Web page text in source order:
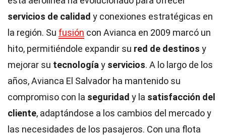
servicios de calidad y conexiones estratégicas en
la región. Su fusión con Avianca en 2009 marcó un
hito, permitiéndole expandir su red de destinos y
mejorar su tecnología y servicios. A lo largo de los
años, Avianca El Salvador ha mantenido su
compromiso con la seguridad y la satisfacción del
cliente, adaptándose a los cambios del mercado y
las necesidades de los pasajeros. Con una flota